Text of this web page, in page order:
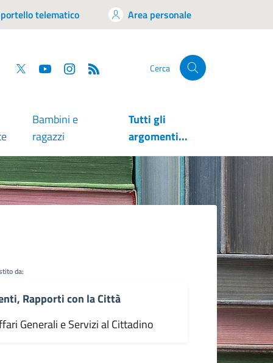
telematico Area personale
Facebook
Twitter YouTube Cerca
Bambini e
ragazzi
Tutti gli
argomenti...
da:
Rapporti con la Città
Generali e Servizi al Cittadino